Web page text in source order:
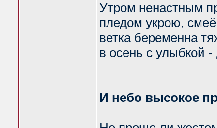
Утром ненастным
пледом укрою,
ветка беременна
в осень с улыбкой
И небо высокое